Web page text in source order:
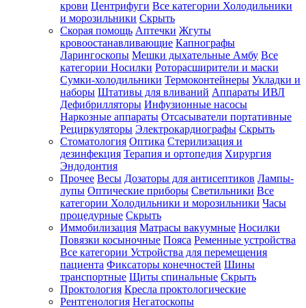
крови Центрифуги Все категории Холодильники
и морозильники Скрыть
Скорая помощь Аптечки Жгуты
кровоостанавливающие Капнографы
Ларингоскопы Мешки дыхательные Амбу Все
категории Носилки Роторасширители и маски
Сумки-холодильники Термоконтейнеры Укладки и
наборы Штативы для вливаний Аппараты ИВЛ
Дефибрилляторы Инфузионные насосы
Наркозные аппараты Отсасыватели портативные
Рециркуляторы Электрокардиографы Скрыть
Стоматология Оптика Стерилизация и
дезинфекция Терапия и ортопедия Хирургия
Эндодонтия
Прочее Весы Дозаторы для антисептиков Лампы-
лупы Оптические приборы Светильники Все
категории Холодильники и морозильники Часы
процедурные Скрыть
Иммобилизация Матрасы вакуумные Носилки
Повязки косыночные Пояса Ременные устройства
Все категории Устройства для перемещения
пациента Фиксаторы конечностей Шины
транспортные Щиты спинальные Скрыть
Проктология Кресла проктологические
Рентгенология Негатоскопы